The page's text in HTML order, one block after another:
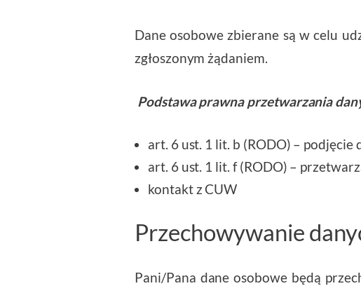
Dane osobowe zbierane są w celu
zgłoszonym żądaniem.
Podstawa prawna przetwarzania
art. 6 ust. 1 lit. b (RODO) –
art. 6 ust. 1 lit. f (RODO) –
kontakt z CUW
Przechowywanie
Pani/Pana dane osobowe będą